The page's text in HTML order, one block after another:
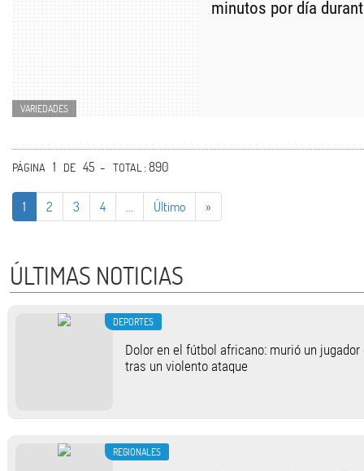
VARIEDADES
minutos por día
PÁGINA 1 DE 45 - TOTAL: 890
1 2 3 4 Último »
ÚLTIMAS NOTICIAS
DEPORTES
Dolor en el fútbol africano: murió un
tras un violento ataque
REGIONALES